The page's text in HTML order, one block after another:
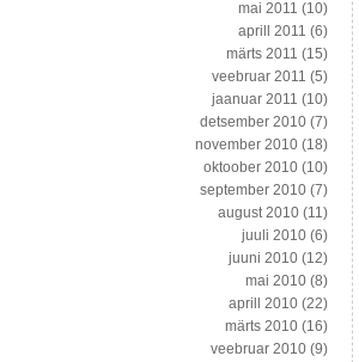
mai 2011 (10)
aprill 2011 (6)
märts 2011 (15)
veebruar 2011 (5)
jaanuar 2011 (10)
detsember 2010 (7)
november 2010 (18)
oktoober 2010 (10)
september 2010 (7)
august 2010 (11)
juuli 2010 (6)
juuni 2010 (12)
mai 2010 (8)
aprill 2010 (22)
märts 2010 (16)
veebruar 2010 (9)